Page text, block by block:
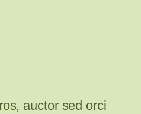
auctor sed orci